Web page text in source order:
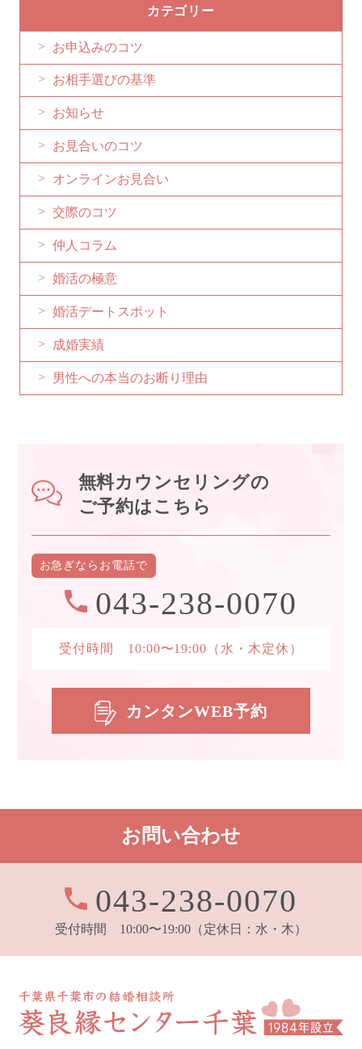
カテゴリー
お申込みのコツ
お相手選びの基準
お知らせ
お見合いのコツ
オンラインお見合い
交際のコツ
仲人コラム
婚活の極意
婚活デートスポット
成婚実績
男性への本当のお断り理由
無料カウンセリングの
ご予約はこちら
お急ぎなら お電話で
043-238-0070
受付時間 10:00〜19:00 （水・木定休）
カンタンWEB予約
お問い合わせ
043-238-0070
受付時間 10:00〜19:00 （定休日：水・木）